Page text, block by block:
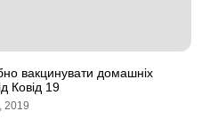
вакцинувати домашніх
Ковід 19
2019